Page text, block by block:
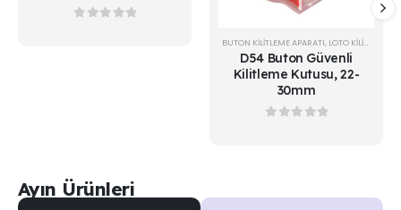
BUTON KILITLEME APARATI, LOTO KİLİTLER
D54 Buton Güvenli
Kilitleme Kutusu, 22-
30mm
Ayın Ürünleri